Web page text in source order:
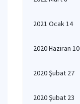
2021 Ocak 14
2020 Haziran 10
2020 Şubat 27
2020 Şubat 23